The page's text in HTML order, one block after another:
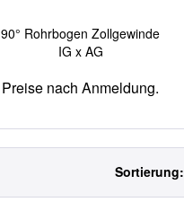
90° Rohrbogen Zollgewinde
IG x AG
Preise nach Anmeldung.
Sortierung: